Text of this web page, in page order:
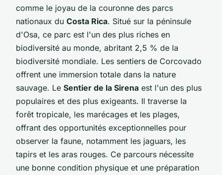
comme le joyau de la couronne des parcs
nationaux du Costa Rica. Situé sur la péninsule
d'Osa, ce parc est l'un des plus riches en
biodiversité au monde, abritant 2,5 % de la
biodiversité mondiale. Les sentiers de Corcovado
offrent une immersion totale dans la nature
sauvage. Le Sentier de la Sirena est l'un des plus
populaires et des plus exigeants. Il traverse la
forêt tropicale, les marécages et les plages,
offrant des opportunités exceptionnelles pour
observer la faune, notamment les jaguars, les
tapirs et les aras rouges. Ce parcours nécessite
une bonne condition physique et une préparation